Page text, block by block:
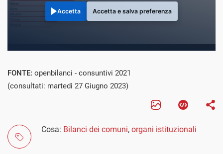
Accetta Accetta e salva preferenza
FONTE: openbilanci - consuntivi 2021
(consultati: martedì 27 Giugno 2023)
Cosa: Bilanci dei comuni, organi istituzionali